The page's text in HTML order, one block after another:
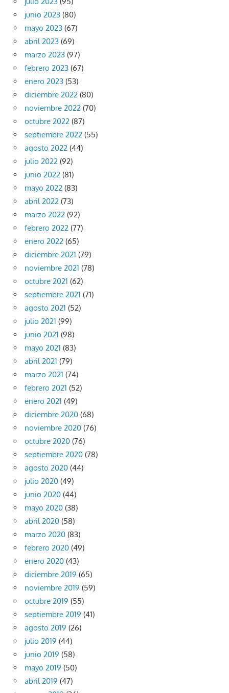
junio 2023 (80)
mayo 2023 (67)
abril 2023 (69)
marzo 2023 (97)
febrero 2023 (67)
enero 2023 (53)
diciembre 2022 (80)
noviembre 2022 (70)
octubre 2022 (87)
septiembre 2022 (55)
agosto 2022 (44)
julio 2022 (92)
junio 2022 (81)
mayo 2022 (83)
abril 2022 (73)
marzo 2022 (92)
febrero 2022 (77)
enero 2022 (65)
diciembre 2021 (79)
noviembre 2021 (78)
octubre 2021 (62)
septiembre 2021 (71)
agosto 2021 (52)
julio 2021 (99)
junio 2021 (98)
mayo 2021 (83)
abril 2021 (79)
marzo 2021 (74)
febrero 2021 (52)
enero 2021 (49)
diciembre 2020 (68)
noviembre 2020 (76)
octubre 2020 (76)
septiembre 2020 (78)
agosto 2020 (44)
julio 2020 (49)
junio 2020 (44)
mayo 2020 (38)
abril 2020 (58)
marzo 2020 (83)
febrero 2020 (49)
enero 2020 (43)
diciembre 2019 (65)
noviembre 2019 (59)
octubre 2019 (55)
septiembre 2019 (41)
agosto 2019 (26)
julio 2019 (44)
junio 2019 (58)
mayo 2019 (50)
abril 2019 (47)